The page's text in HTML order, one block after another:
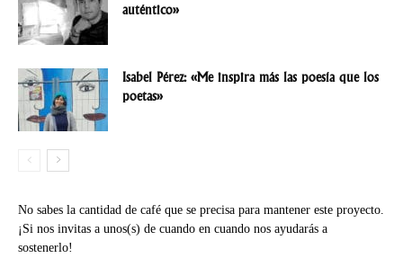
auténtico»
Isabel Pérez: «Me inspira más las poesía que los
poetas»
No sabes la cantidad de café que se precisa para mantener este proyecto.
¡Si nos invitas a unos(s) de cuando en cuando nos ayudarás a
sostenerlo!